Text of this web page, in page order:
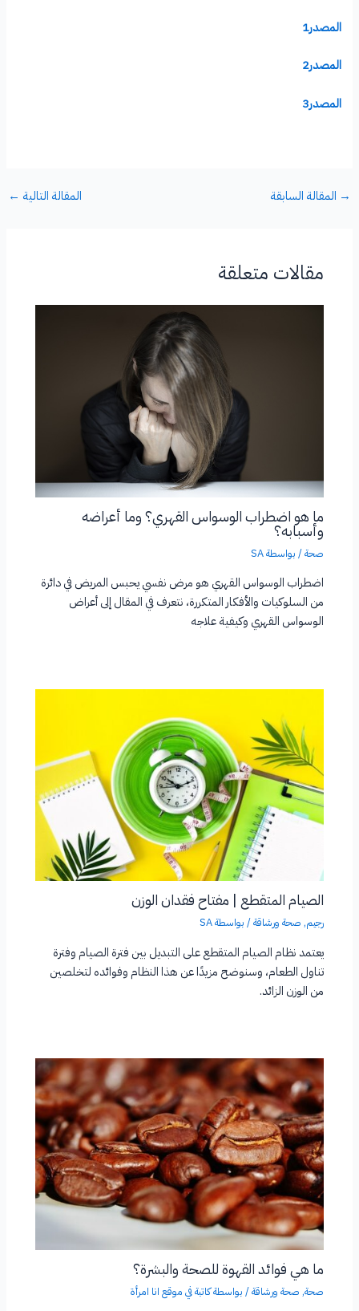
المصدر1
المصدر2
المصدر3
→ المقالة السابقة المقالة التالية ←
مقالات متعلقة
ما هو اضطراب الوسواس القهري؟ وما أعراضه
وأسبابه؟
صحة/ بواسطةSA
اضطراب الوسواس القهري هو مرض نفسي يحبس المريض في دائرة
من السلوكيات والأفكار المتكررة، نتعرف في المقال إلى أعراض
الوسواس القهري وكيفية علاجه
الصيام المتقطع | مفتاح فقدان الوزن
رجيم, صحة ورشاقة/ بواسطةSA
يعتمد نظام الصيام المتقطع على التبديل بين فترة الصيام وفترة
تناول الطعام، وسنوضح مزيدًا عن هذا النظام وفوائده لتخلصين
من الوزن الزائد.
ما هي فوائد القهوة للصحة والبشرة؟
صحة, صحة ورشاقة/ بواسطةكاتبة في موقع انا امرأة